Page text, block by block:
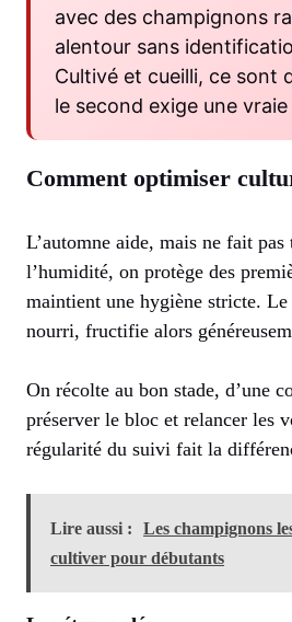
avec des champignons
alentour sans
Cultivé et cueilli, ce sont
le second exige une
Comment optimiser
L’automne aide, mais ne fait
l’humidité, on protège des
maintient une hygiène stricte.
nourri, fructifie alors
On récolte au bon stade, d’une
préserver le bloc et relancer les
régularité du suivi fait la
Lire aussi :
Les champignons
cultiver pour débutants